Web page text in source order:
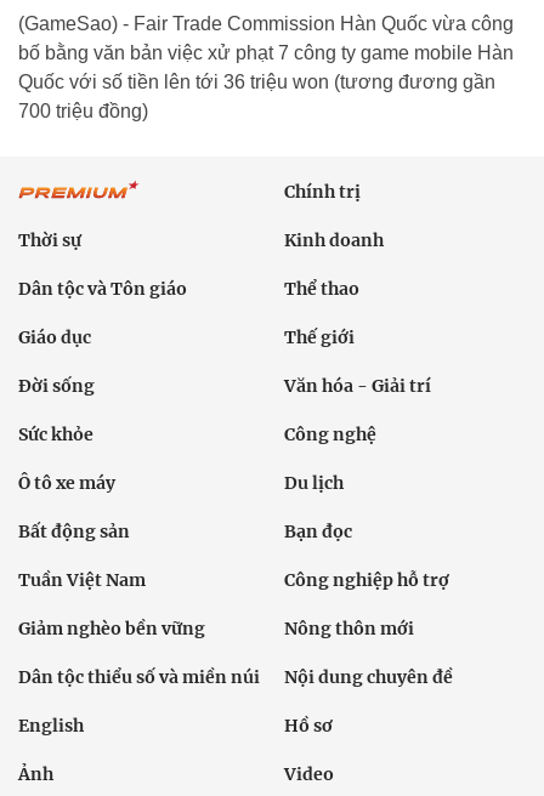
(GameSao) - Fair Trade Commission Hàn Quốc vừa công
bố bằng văn bản việc xử phạt 7 công ty game mobile Hàn
Quốc với số tiền lên tới 36 triệu won (tương đương gần
700 triệu đồng)
Chính trị
Thời sự Kinh doanh
Dân tộc và Tôn giáo Thể thao
Giáo dục Thế giới
Đời sống Văn hóa - Giải trí
Sức khỏe Công nghệ
Ô tô xe máy Du lịch
Bất động sản Bạn đọc
Tuần Việt Nam Công nghiệp hỗ trợ
Giảm nghèo bền vững Nông thôn mới
Dân tộc thiểu số và miền núi Nội dung chuyên đề
English Hồ sơ
Ảnh Video